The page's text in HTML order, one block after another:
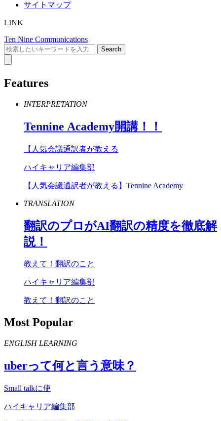
サイトマップ
LINK
Ten Nine Communications
Features
INTERPRETATION
Tennine Academy開講！！
【人気会議通訳者が教える
ハイキャリア編集部
【人気会議通訳者が教える】Tennine Academy
TRANSLATION
翻訳のプロがAI翻訳の精度を徹底解
説！
教えて！翻訳のこと
ハイキャリア編集部
教えて！翻訳のこと
Most Popular
ENGLISH LEARNING
uberって何と言う意味？
Small talkに使
ハイキャリア編集部